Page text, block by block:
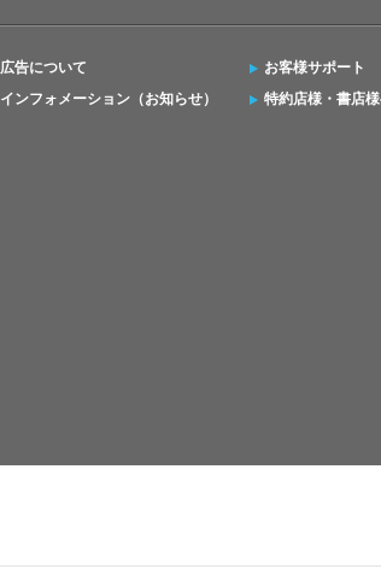
広告について
インフォメーション（お知らせ）
お客様サポート
特約店様・書店